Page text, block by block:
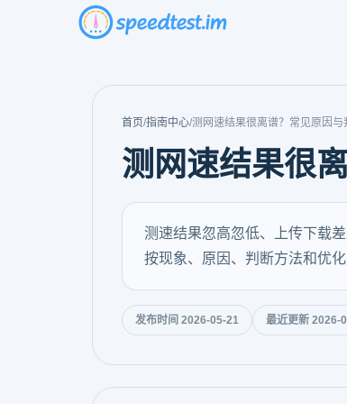
首页/指南中心/测网速结果很离谱？常见原因与
测网速结果很
测速结果忽高忽低、上传下载
按现象、原因、判断方法和优化
发布时间 2026-05-21 最近更新 2026-